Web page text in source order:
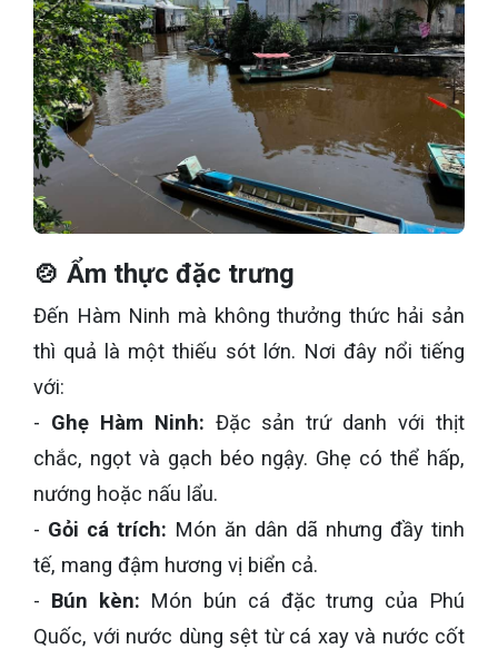
🍲 Ẩm thực đặc trưng
Đến Hàm Ninh mà không thưởng thức hải sản
thì quả là một thiếu sót lớn. Nơi đây nổi tiếng
với:
- Ghẹ Hàm Ninh: Đặc sản trứ danh với thịt
chắc, ngọt và gạch béo ngậy. Ghẹ có thể hấp,
nướng hoặc nấu lẩu.
- Gỏi cá trích: Món ăn dân dã nhưng đầy tinh
tế, mang đậm hương vị biển cả.
- Bún kèn: Món bún cá đặc trưng của Phú
Quốc, với nước dùng sệt từ cá xay và nước cốt